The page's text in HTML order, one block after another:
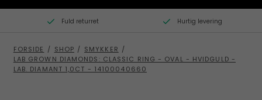
SMYKKER
BOLIG
Fuld returret Hurtig levering
FORSIDE / SHOP / SMYKKER /
LAB GROWN DIAMONDS: CLASSIC RING - OVAL - HVIDGULD -
LAB. DIAMANT 1,0CT - 14100040660